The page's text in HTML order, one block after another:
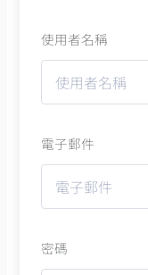
使用者名稱
電子郵件
密碼